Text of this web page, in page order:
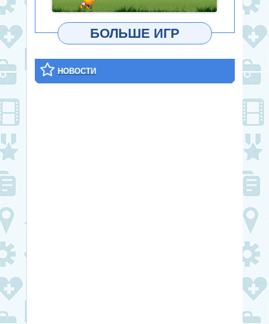
ИГРАТЬ
БОЛЬШЕ ИГР
НОВОСТИ